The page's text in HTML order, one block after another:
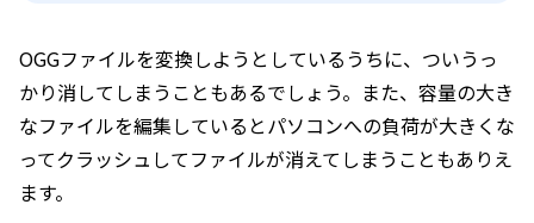
OGGファイルを変換しようとしているうちに、ついうっ
かり消してしまうこともあるでしょう。また、容量の大き
なファイルを編集しているとパソコンへの負荷が大きくな
ってクラッシュしてファイルが消えてしまうこともありえ
ます。